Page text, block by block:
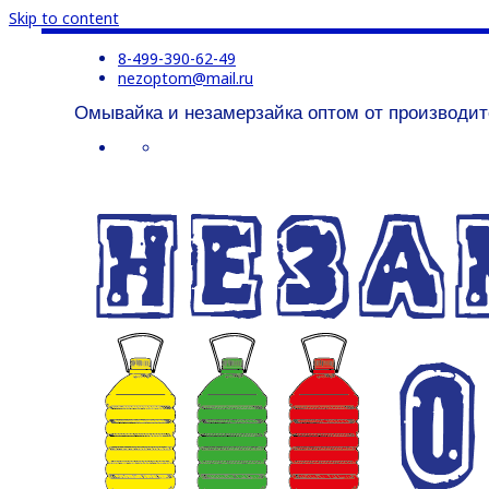
Skip to content
8-499-390-62-49
nezoptom@mail.ru
Омывайка и незамерзайка оптом от